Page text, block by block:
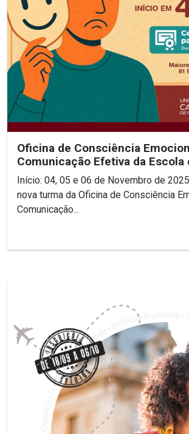
Oficina de Consciência
Comunicação Efetiva da Escola
Consenso!
Início: 04, 05 e 06 de Novembro de 2025 Vem aí uma
nova turma da Oficina de Consciência
Comunicação...